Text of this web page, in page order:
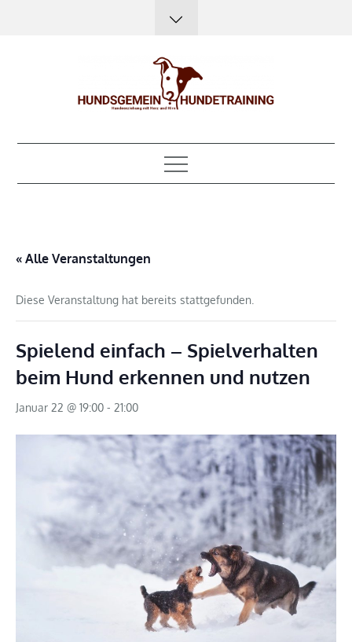
Hundsgemein?
Hundetraining
« Alle Veranstaltungen
Diese Veranstaltung hat bereits stattgefunden.
Spielend einfach – Spielverhalten
beim Hund erkennen und nutzen
Januar 22 @ 19:00 - 21:00